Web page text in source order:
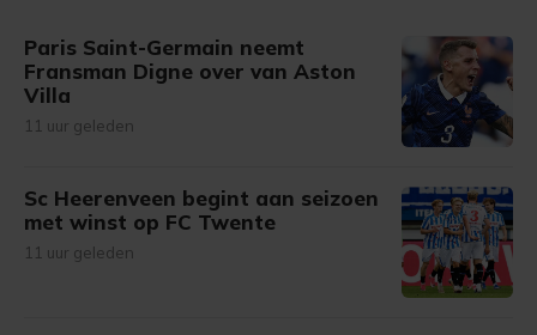
Paris Saint-Germain neemt
Fransman Digne over van Aston
Villa
11 uur geleden
Sc Heerenveen begint aan seizoen
met winst op FC Twente
11 uur geleden